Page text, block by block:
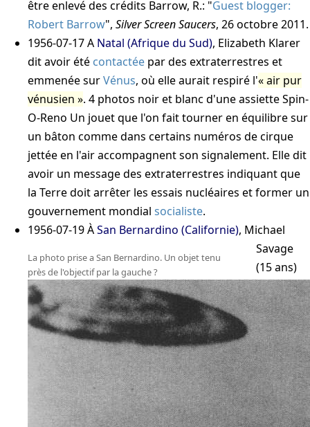
être enlevé des crédits Barrow, R.: "Guest blogger:
Robert Barrow", Silver Screen Saucers, 26 octobre 2011.
1956-07-17A Natal (Afrique du Sud), Elizabeth Klarer
dit avoir été contactée par des extraterrestres et
emmenée surVénus, où elle aurait respiré l' air pur
vénusien
. 4 photos noir et blanc d'une assiette Spin-
O-Reno Un jouet que l'on fait tourner en équilibre sur
un bâton comme dans certains numéros de cirque
jettée en l'air accompagnent son signalement. Elle dit
avoir un message des extraterrestres indiquant que
la Terre doit arrêter les essais nucléaires et former un
gouvernement mondial socialiste.
1956-07-19
La photo prise a San Bernardino. Un objet tenu
près de l'objectif par la gauche ?
ÀSan Bernardino (Californie), Michael
Savage
(15 ans)
est
étendu
sur
l'herbe à
prendre
des
photos
avec son